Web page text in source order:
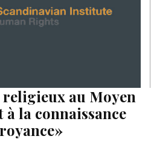
au Moyen
la connaissance